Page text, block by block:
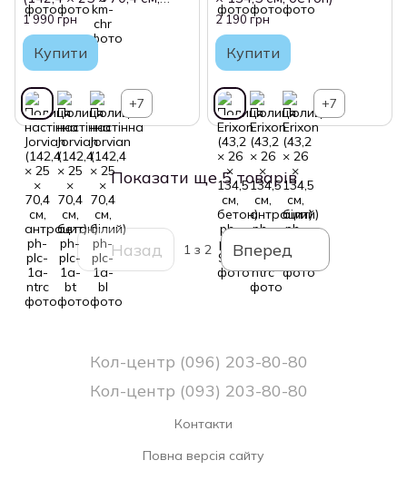
антрацит)
1 990 грн
Купити
+7
2 190 грн
Купити
+7
Показати ще 5 товарів
Назад 1 з 2 Вперед
Кол-центр (096) 203-80-80
Кол-центр (093) 203-80-80
Контакти
Повна версія сайту